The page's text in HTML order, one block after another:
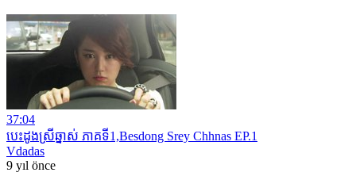
37:04
បេះដូងស្រីឆ្នាស់ ភាគទី1,Besdong Srey Chhnas EP.1
Vdadas
9 yıl önce